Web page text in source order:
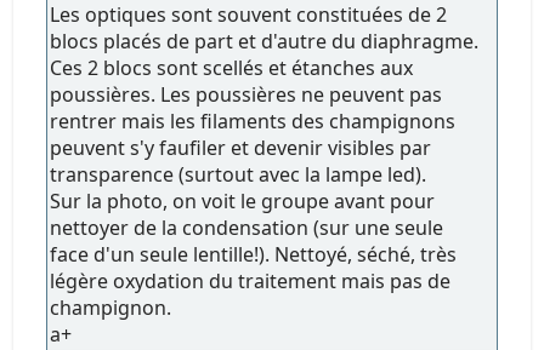
Les optiques sont souvent constituées de 2
blocs placés de part et d'autre du diaphragme.
Ces 2 blocs sont scellés et étanches aux
poussières. Les poussières ne peuvent pas
rentrer mais les filaments des champignons
peuvent s'y faufiler et devenir visibles par
transparence (surtout avec la lampe led).
Sur la photo, on voit le groupe avant pour
nettoyer de la condensation (sur une seule
face d'un seule lentille!). Nettoyé, séché, très
légère oxydation du traitement mais pas de
champignon.
a+